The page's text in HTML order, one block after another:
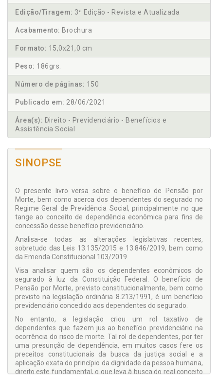
Edição/Tiragem: 3ª Edição - Revista e Atualizada
Acabamento: Brochura
Formato: 15,0x21,0 cm
Peso: 186grs.
Número de páginas: 150
Publicado em: 28/06/2021
Área(s): Direito - Previdenciário - Benefícios e
Assistência Social
SINOPSE
O presente livro versa sobre o benefício de Pensão por
Morte, bem como acerca dos dependentes do segurado no
Regime Geral de Previdência Social, principalmente no que
tange ao conceito de dependência econômica para fins de
concessão desse benefício previdenciário.
Analisa-se todas as alterações legislativas recentes,
sobretudo das Leis 13.135/2015 e 13.846/2019, bem como
da Emenda Constitucional 103/2019.
Visa analisar quem são os dependentes econômicos do
segurado à luz da Constituição Federal. O benefício de
Pensão por Morte, previsto constitucionalmente, bem como
previsto na legislação ordinária 8.213/1991, é um benefício
previdenciário concedido aos dependentes do segurado.
No entanto, a legislação criou um rol taxativo de
dependentes que fazem jus ao benefício previdenciário na
ocorrência do risco de morte. Tal rol de dependentes, por ter
uma presunção de dependência, em muitos casos fere os
preceitos constitucionais da busca da justiça social e a
aplicação exata do princípio da dignidade da pessoa humana,
direito este fundamental, o que leva à busca do real conceito